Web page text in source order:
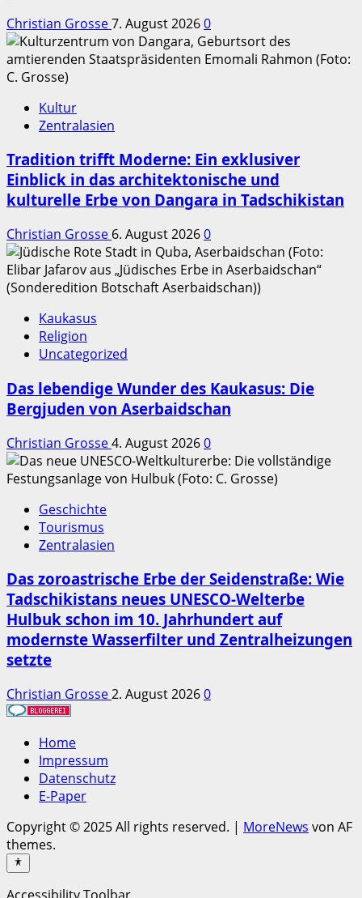
Christian Grosse7. August 20260
Kultur
Zentralasien
Tradition trifft Moderne: Ein exklusiver
Einblick in das architektonische und
kulturelle Erbe von Dangara in Tadschikistan
Christian Grosse 6. August 20260
Kaukasus
Religion
Uncategorized
Das lebendige Wunder des Kaukasus: Die
Bergjuden von Aserbaidschan
Christian Grosse4. August 20260
Geschichte
Tourismus
Zentralasien
Das zoroastrische Erbe der Seidenstraße: Wie
Tadschikistans neues UNESCO-Welterbe
Hulbuk schon im 10. Jahrhundert auf
modernste Wasserfilter und Zentralheizungen
setzte
Christian Grosse2. August 20260
Home
Impressum
Datenschutz
E-Paper
Copyright © 2025 All rights reserved. | MoreNews von AF
themes.